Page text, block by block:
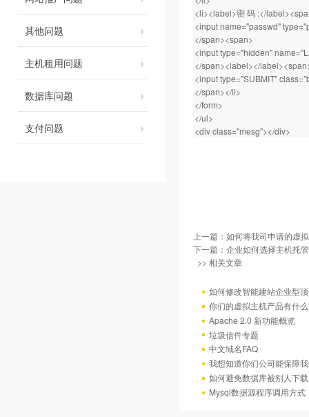
其他问题
主机租用问题
数据库问题
支付问题
<li><label>密 码 :</
<input name="passwd"
</span><span>
<input type="hidden"
</span><label></
<input type="SUBMIT"
</span></li>
</form>
</ul>
<div class="mesg"></div>
上一篇： 如何将我司申请的虚
下一篇： 企业如何选择主机托
>> 相关文章
如何修改智能建站企业型
你们的虚拟主机产品有什
Apache 2.0 新功能概览
垃圾信件专题
中文域名FAQ
我想知道你们公司能保障
如何避免数据库被别人下
Mysql数据源程序调用方